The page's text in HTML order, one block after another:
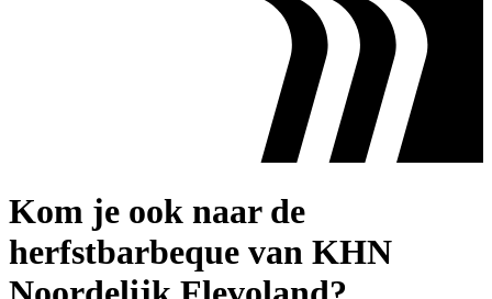
Kom je ook naar de
herfstbarbeque van KHN